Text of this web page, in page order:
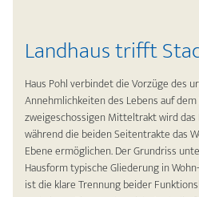
Landhaus trifft
Haus Pohl verbindet die Vorzüge des
Annehmlichkeiten des Lebens auf
zweigeschossigen Mitteltrakt wird
während die beiden Seitentrakte das
Ebene ermöglichen. Der Grundriss
Hausform typische Gliederung in
ist die klare Trennung beider